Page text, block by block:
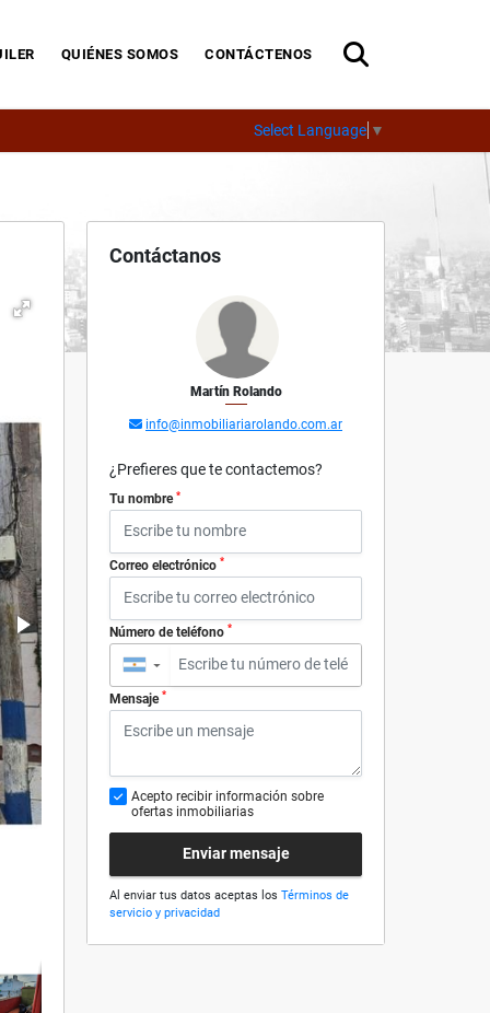
QUIÉNES SOMOS CONTÁCTENOS
Select Language ▼
Contáctanos
Martín Rolando
info@inmobiliariarolando.com.ar
¿Prefieres que te contactemos?
Tu nombre *
Correo electrónico *
Número de teléfono *
▼
Mensaje *
Acepto recibir información sobre
ofertas inmobiliarias
Enviar mensaje
Al enviar tus datos aceptas los Términos de
servicio y privacidad